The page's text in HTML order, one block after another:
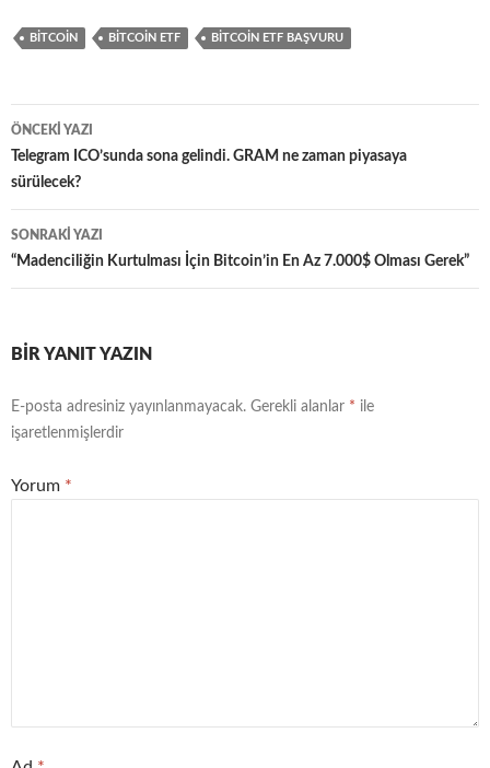
BITCOIN BITCOIN ETF BITCOIN ETF BAŞVURU
Yazı
dolaşımı
ÖNCEKI YAZI
Telegram ICO’sunda sona gelindi. GRAM ne zaman piyasaya
sürülecek?
SONRAKI YAZI
“Madenciliğin Kurtulması İçin Bitcoin’in En Az 7.000$ Olması Gerek”
BIR YANIT YAZIN
E-posta adresiniz yayınlanmayacak. Gerekli alanlar * ile
işaretlenmişlerdir
Yorum *